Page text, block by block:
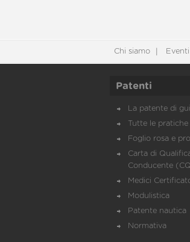
Chi siamo Eventi
Patenti
La patente di
Tutte le pratiche
Foglio rosa e
Carta di
Conducente
Medici
Modulistica
Patente nautica
Normativa